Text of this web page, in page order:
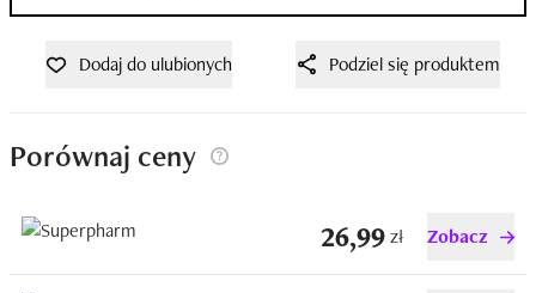
Dodaj do ulubionych Podziel się produktem
Porównaj ceny
26,99zł Zobacz